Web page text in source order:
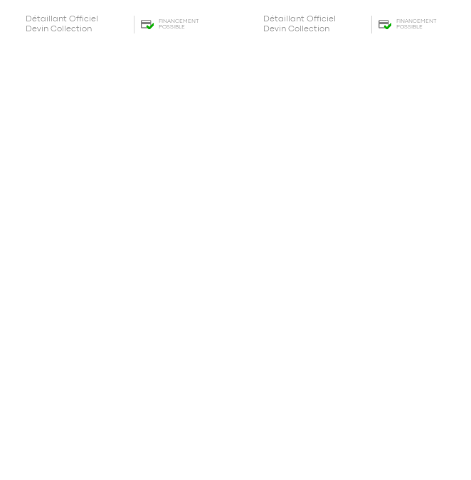
Détaillant Officiel
Devin Collection
FINANCEMENT
POSSIBLE
Détaillant Officiel
Devin Collection
FINANCEMENT
POSSIBLE